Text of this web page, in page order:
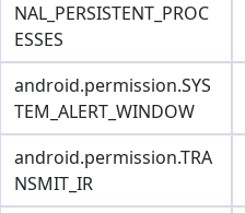
NAL_PERSISTENT_PROC
ESSES
android.permission.SYS
TEM_ALERT_WINDOW
android.permission.TRA
NSMIT_IR